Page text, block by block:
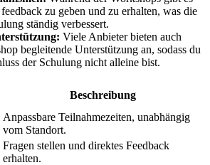
zu‍ geben und zu erhalten, was die
ständig verbessert.
Viele Anbieter bieten auch
begleitende⁣ Unterstützung an, sodass du
der Schulung nicht⁢ alleine bist.
Beschreibung
Anpassbare ⁤Teilnahmezeiten, unabhängig
vom Standort.
Fragen stellen und direktes Feedback
erhalten.